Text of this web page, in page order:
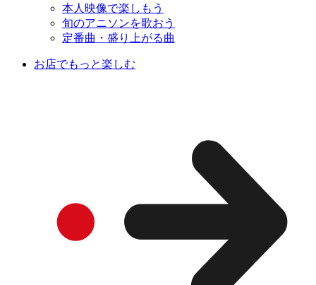
本人映像で楽しもう
旬のアニソンを歌おう
定番曲・盛り上がる曲
お店でもっと楽しむ